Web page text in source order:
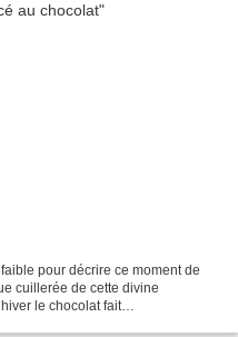
pour décrire ce moment de
cuillerée de cette divine
le chocolat fait